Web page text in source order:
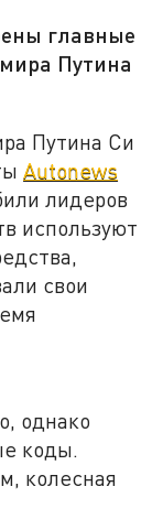
главные
Путина
Путина Си
Autonews
лидеров
используют
свои
однако
коды.
колесная